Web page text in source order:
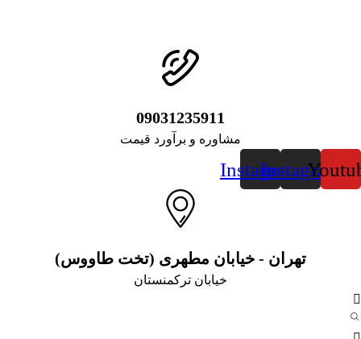
09031235911
مشاوره و برآورد قیمت
Instagram
Instagram
تهران - خیابان مطهری (تخت طاووس)
خیابان ترکمنستان